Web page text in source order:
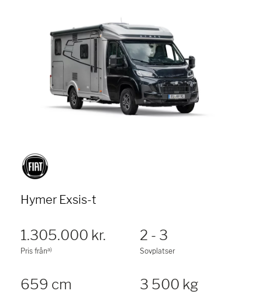
Hymer Exsis-t
1.305.000 kr.
Pris fråna)
2 - 3
Sovplatser
659 cm 3 500 kg